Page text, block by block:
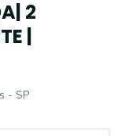
2
|
- SP